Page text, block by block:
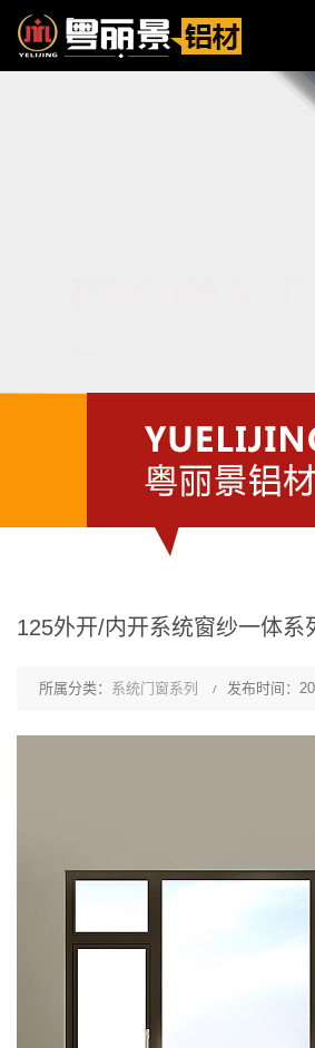
125外开/内开系统窗纱一体系
所属分类： 系统门窗系列 发布时间：